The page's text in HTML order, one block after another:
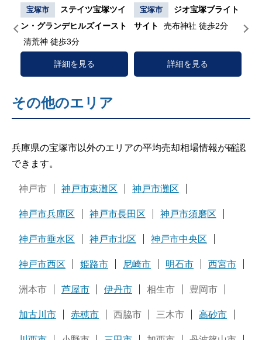
宝塚市
ステイツ宝塚ツイ
ン・グランデヒルズイースト
清荒神 徒歩3分
詳細を見る
宝塚市
ジオ宝塚ブライト
サイト
売布神社 徒歩2分
詳細を見る
ー
その他のエリア
兵庫県の宝塚市以外のエリアの平均売却相場情報が確認
できます。
神戸市 神戸市東灘区 神戸市灘区
神戸市兵庫区 神戸市長田区 神戸市須磨区
神戸市垂水区 神戸市北区 神戸市中央区
神戸市西区 姫路市 尼崎市 明石市 西宮市
洲本市 芦屋市 伊丹市 相生市 豊岡市
加古川市 赤穂市 西脇市 三木市 高砂市